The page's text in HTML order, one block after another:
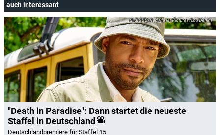
auch interessant
BBC/Red Planet Pictures/Lou Denim
"Death in Paradise": Dann startet die neueste
Staffel in Deutschland
Deutschlandpremiere für Staffel 15